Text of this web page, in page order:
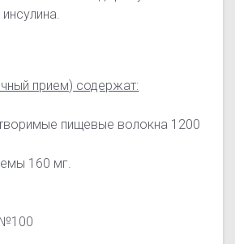
прием) содержат:
пищевые волокна 1200
160 мг.
№100